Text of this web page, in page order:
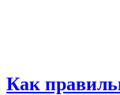
Как